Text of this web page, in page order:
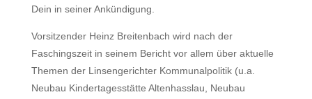
Dein in seiner Ankündigung.
Vorsitzender Heinz Breitenbach wird nach der
Faschingszeit in seinem Bericht vor allem über aktuelle
Themen der Linsengerichter Kommunalpolitik (u.a.
Neubau Kindertagesstätte Altenhasslau, Neubau